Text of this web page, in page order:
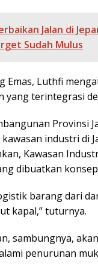
Jalan di
Sudah Mulus
Emas, Luthfi
yang terintegrasi
Provinsi
industri di
Kawasan
dibuatkan
barang dari
kapal,” tuturnya.
sambungnya,
penurunan